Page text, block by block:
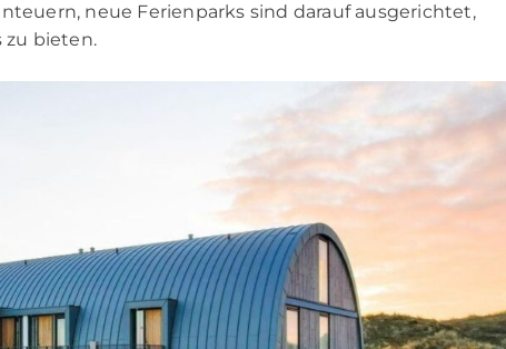
neue Ferienparks sind darauf ausgerichtet,
zu bieten.